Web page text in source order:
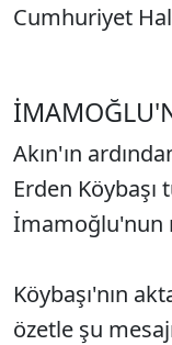
Cumhuriyet
Akın'ın
Erden Köybaşı
İmamoğlu'nun
Köybaşı'nın
özetle şu